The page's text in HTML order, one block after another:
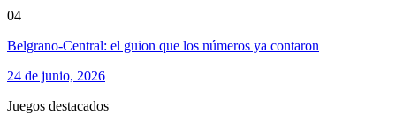
04
Belgrano-Central: el guion que los números ya contaron
24 de junio, 2026
Juegos destacados